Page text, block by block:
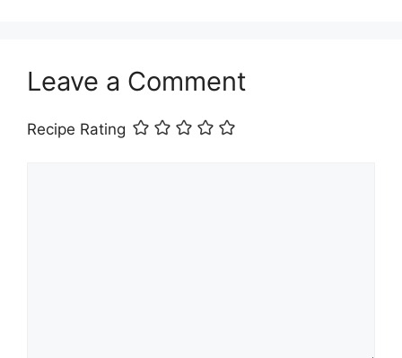
Leave a Comment
Recipe Rating